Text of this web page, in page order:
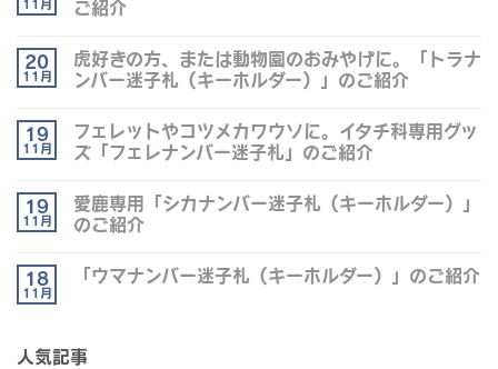
11月 ご紹介
20
11月
虎好きの方、または動物園のおみやげに。「トラナ
ンバー迷子札（キーホルダー）」のご紹介
19
11月
フェレットやコツメカワウソに。イタチ科専用グッ
ズ「フェレナンバー迷子札」のご紹介
19
11月
愛鹿専用「シカナンバー迷子札（キーホルダー）」
のご紹介
18
11月
「ウマナンバー迷子札（キーホルダー）」のご紹介
人気記事